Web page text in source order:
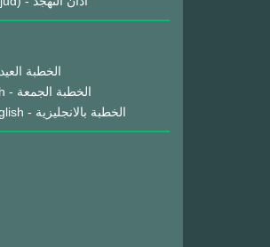
Eid Khutbah - الخطبة العيد
Friday Khutbah - الخطبة الجمعة
Khutbah in English - الخطبة بالانجليزية